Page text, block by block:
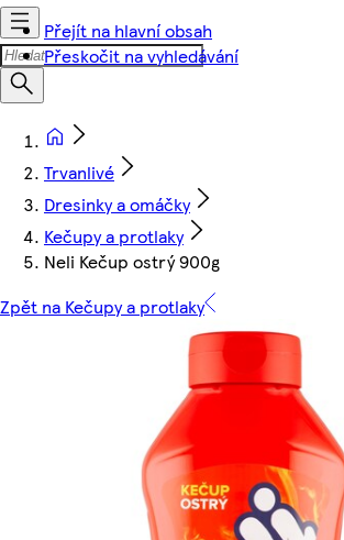
Přejít na hlavní obsah
Přeskočit na vyhledávání
Trvanlivé
Dresinky a omáčky
Kečupy a protlaky
Neli Kečup ostrý 900g
Zpět na Kečupy a protlaky